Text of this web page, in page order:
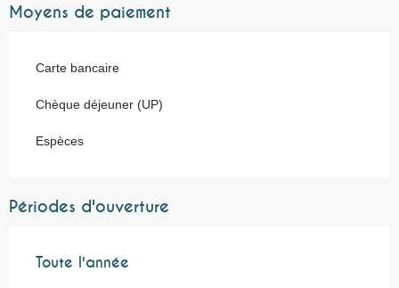
Moyens de paiement
Carte bancaire
Chèque déjeuner (UP)
Espèces
Périodes d'ouverture
Toute l'année
Toute l'année